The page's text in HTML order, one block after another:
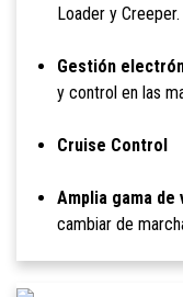
Loader y Creeper.
Gestión
y control en las
Cruise Control
Amplia gama de
cambiar de